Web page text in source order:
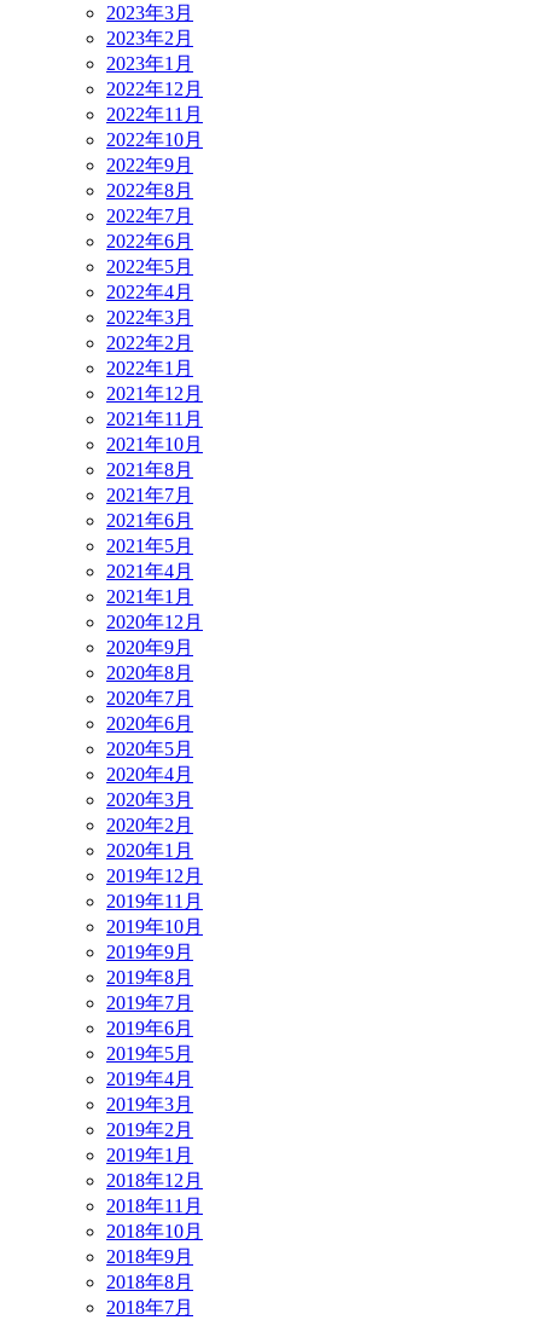
2023年3月
2023年2月
2023年1月
2022年12月
2022年11月
2022年10月
2022年9月
2022年8月
2022年7月
2022年6月
2022年5月
2022年4月
2022年3月
2022年2月
2022年1月
2021年12月
2021年11月
2021年10月
2021年8月
2021年7月
2021年6月
2021年5月
2021年4月
2021年1月
2020年12月
2020年9月
2020年8月
2020年7月
2020年6月
2020年5月
2020年4月
2020年3月
2020年2月
2020年1月
2019年12月
2019年11月
2019年10月
2019年9月
2019年8月
2019年7月
2019年6月
2019年5月
2019年4月
2019年3月
2019年2月
2019年1月
2018年12月
2018年11月
2018年10月
2018年9月
2018年8月
2018年7月